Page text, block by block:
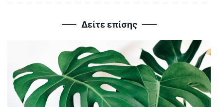
Δείτε επίσης